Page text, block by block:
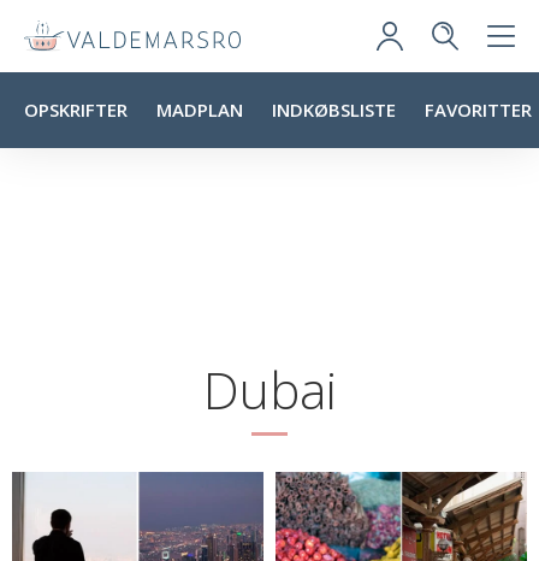
OPSKRIFTER MADPLAN INDKØBSLISTE FAVORITTER
Dubai